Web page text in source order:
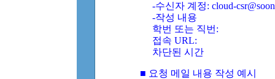
-수신자 계정: cloud-
-작성 내용
학번 또는 직번:
접속 URL:
차단된 시간
■ 요청 메일 내용 작성 예시